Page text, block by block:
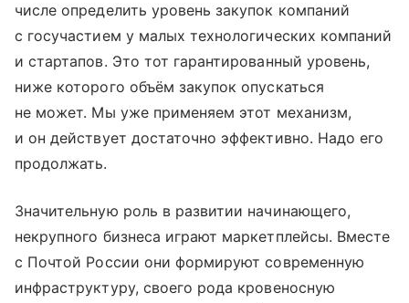
числе определить уровень закупок компаний
с госучастием у малых технологических компаний
и стартапов. Это тот гарантированный уровень,
ниже которого объём закупок опускаться
не может. Мы уже применяем этот механизм,
и он действует достаточно эффективно. Надо его
продолжать.
Значительную роль в развитии начинающего,
некрупного бизнеса играют маркетплейсы. Вместе
с Почтой России они формируют современную
инфраструктуру, своего рода кровеносную